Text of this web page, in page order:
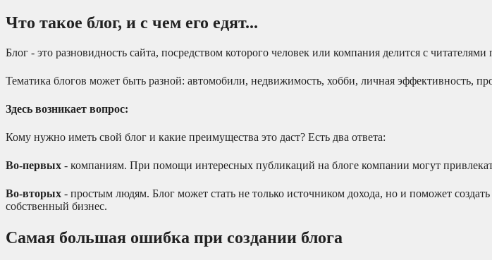
Что такое блог, и с чем его едят...
Блог - это разновидность сайта, посредством которого человек или компания делится с
Тематика блогов может быть разной: автомобили, недвижимость, хобби, личная эффективность,
Здесь возникает вопрос:
Кому нужно иметь свой блог и какие преимущества это даст? Есть два ответа:
Во-первых - компаниям. При помощи интересных публикаций на блоге компании могут
Во-вторых - простым людям. Блог может стать не только источником дохода, но и поможет
собственный бизнес.
Самая большая ошибка при создании блога